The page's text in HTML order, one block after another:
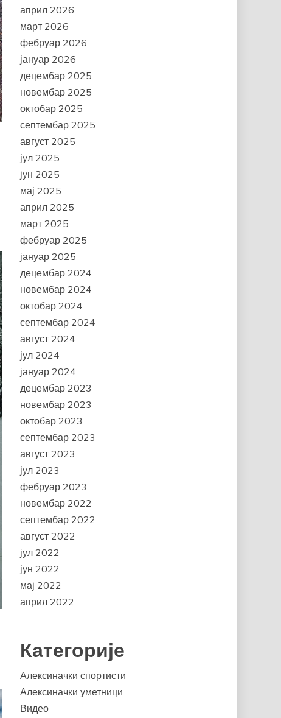
април 2026
март 2026
фебруар 2026
јануар 2026
децембар 2025
новембар 2025
октобар 2025
септембар 2025
август 2025
јул 2025
јун 2025
мај 2025
април 2025
март 2025
фебруар 2025
јануар 2025
децембар 2024
новембар 2024
октобар 2024
септембар 2024
август 2024
јул 2024
јануар 2024
децембар 2023
новембар 2023
октобар 2023
септембар 2023
август 2023
јул 2023
фебруар 2023
новембар 2022
септембар 2022
август 2022
јул 2022
јун 2022
мај 2022
април 2022
Категорије
Алексиначки спортисти
Алексиначки уметници
Видео